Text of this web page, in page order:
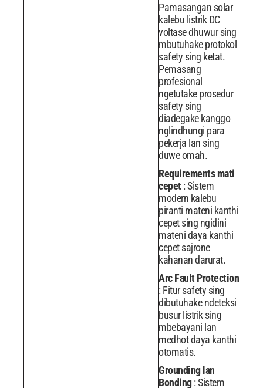
Pamasangan solar
kalebu listrik DC
voltase dhuwur sing
mbutuhake protokol
safety sing ketat.
Pemasang
profesional
ngetutake prosedur
safety sing
diadegake kanggo
nglindhungi para
pekerja lan sing
duwe omah.
Requirements mati
cepet : Sistem
modern kalebu
piranti mateni kanthi
cepet sing ngidini
mateni daya kanthi
cepet sajrone
kahanan darurat.
Arc Fault Protection
: Fitur safety sing
dibutuhake ndeteksi
busur listrik sing
mbebayani lan
medhot daya kanthi
otomatis.
Grounding lan
Bonding: Sistem